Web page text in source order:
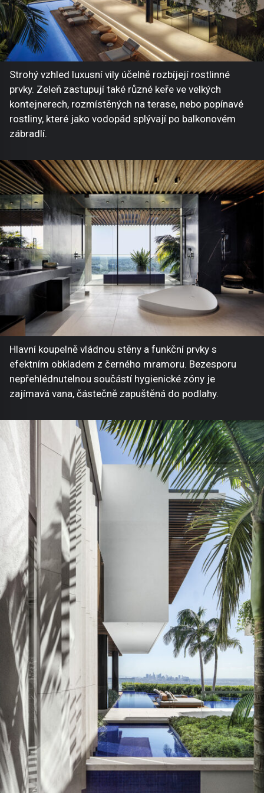
Strohý vzhled luxusní vily účelně rozbíjejí rostlinné
prvky. Zeleň zastupují také různé keře ve velkých
kontejnerech, rozmístěných na terase, nebo popínavé
rostliny, které jako vodopád splývají po balkonovém
zábradlí.
Hlavní koupelně vládnou stěny a funkční prvky s
efektním obkladem z černého mramoru. Bezesporu
nepřehlédnutelnou součástí hygienické zóny je
zajímavá vana, částečně zapuštěná do podlahy.